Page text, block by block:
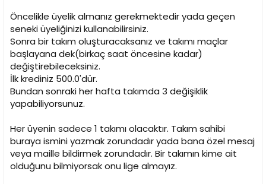
Öncelikle üyelik almanız gerekmektedir yada geçen
seneki üyeliğinizi kullanabilirsiniz.
Sonra bir takım oluşturacaksanız ve takımı maçlar
başlayana dek(birkaç saat öncesine kadar)
değiştirebileceksiniz.
İlk krediniz 500.0'dür.
Bundan sonraki her hafta takımda 3 değişiklik
yapabiliyorsunuz.
Her üyenin sadece 1 takımı olacaktır. Takım sahibi
buraya ismini yazmak zorundadır yada bana özel mesaj
veya maille bildirmek zorundadır. Bir takımın kime ait
olduğunu bilmiyorsak onu lige almayız.